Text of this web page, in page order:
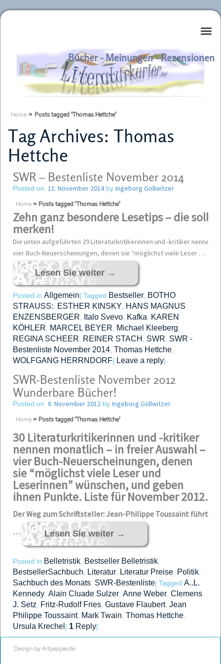
Literaturkurier.net
Bücher - Meinungen - Rezensionen
Home » Posts tagged 'Thomas Hettche'
Tag Archives: Thomas
Hettche
SWR – Bestenliste November 2014
Posted on 11. November 2014by Ingeborg Gollwitzer
Home » Posts tagged 'Thomas Hettche'
Zehn ganz besondere Lesetips –die
merken!
Die unten aufgeführten 29 Literaturkritikerinnen und -kritiker nennen
vier Buch-Neuerscheinungen, denen sie “möglichst viele Leser …
Lesen Sie weiter →
Posted in Allgemein| Tagged Bestseller BOTHO
STRAUSS:
ESTHER KINSKY
HANS MAGNUS
ENZENSBERGER
Italo Svevo Kafka
KAREN
KÖHLER
MARCEL BEYER Michael Kleeberg
REGINA SCHEER REINER STACH SWR SWR -
Bestenliste November 2014 Thomas Hettche
WOLFGANG HERRNDORF| Leave a reply|
SWR-Bestenliste November 2012
Wunderbare Bücher!
Posted on 8. November 2012 by Ingeborg Gollwitzer
Home » Posts tagged 'Thomas Hettche'
30 Literaturkritikerinnen und -kritiker
nennen monatlich – in freier Auswahl –
vier Buch-Neuerscheinungen, denen
sie “möglichst viele Leser und
Leserinnen” wünschen, und geben
ihnen Punkte. Liste für November 2012.
Der Weg zum Schriftsteller: Jean-Philippe Toussaint führt
…
Lesen Sie weiter →
Posted in Belletristik Bestseller Belletristik
BestsellerSachbuch Literatur Literatur Preise Politik
Sachbuch des Monats SWR-Bestenliste| Tagged A..L.
Kennedy Alain Cluade Sulzer Anne Weber Clemens
J. Setz
Fritz-Rudolf Fries Gustave Flaubert, Jean
Philippe Toussaint, Mark Twain Thomas Hettche
Ursula Krechel | 1 Reply|
Design by Artpepper.de